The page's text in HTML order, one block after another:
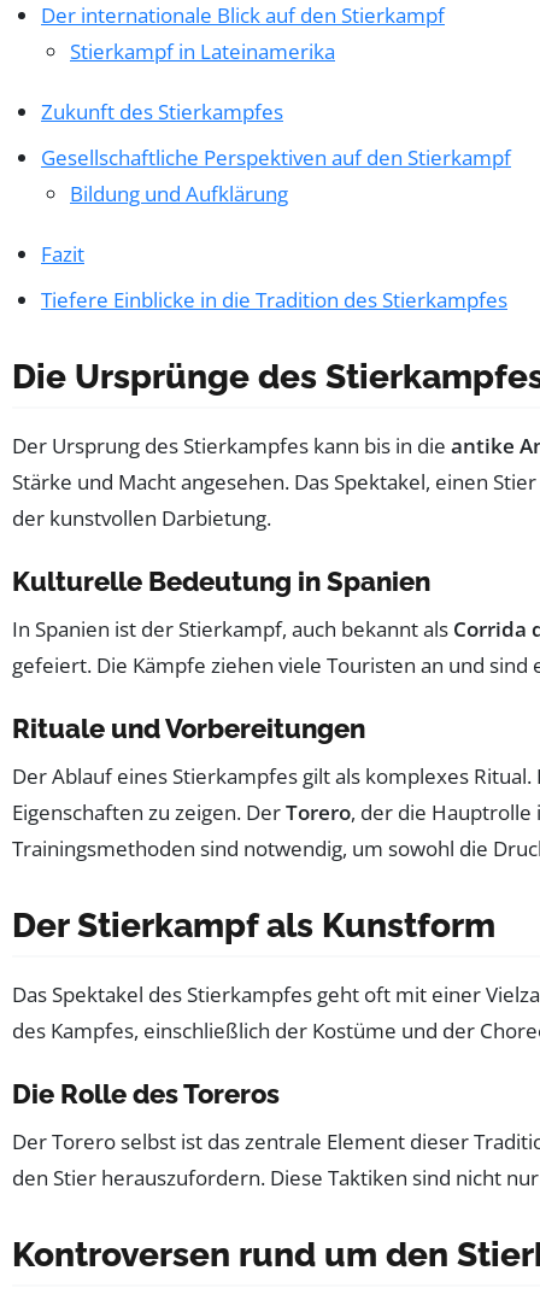
Der internationale Blick auf den Stierkampf
Stierkampf in Lateinamerika
Zukunft des Stierkampfes
Gesellschaftliche Perspektiven auf den Stierkampf
Bildung und Aufklärung
Fazit
Tiefere Einblicke in die Tradition des Stierkampfes
Die Ursprünge des
Der Ursprung des Stierkampfes kann bis in die antike
Stärke und Macht angesehen. Das Spektakel, einen
der kunstvollen Darbietung.
Kulturelle Bedeutung in Spanien
In Spanien ist der Stierkampf, auch bekannt als Corrida
gefeiert. Die Kämpfe ziehen viele Touristen an und
Rituale und Vorbereitungen
Der Ablauf eines Stierkampfes gilt als komplexes
Eigenschaften zu zeigen. DerTorero, der die
Trainingsmethoden sind notwendig, um sowohl die
Der Stierkampf als Kunstform
Das Spektakel des Stierkampfes geht oft mit einer
des Kampfes, einschließlich der Kostüme und der
Die Rolle des Toreros
Der Torero selbst ist das zentrale Element dieser
den Stier herauszufordern. Diese Taktiken sind nicht
Kontroversen rund um den